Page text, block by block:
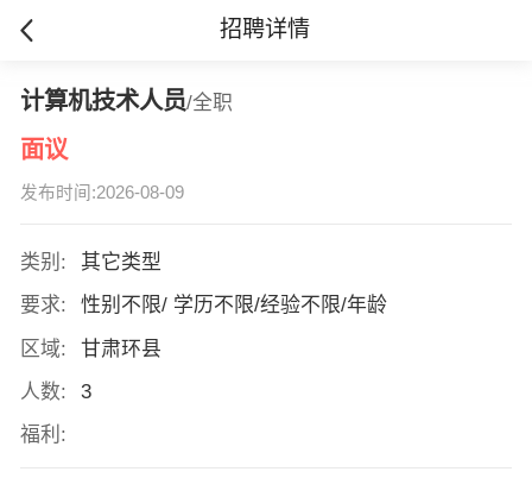
招聘详情
计算机技术人员/全职
面议
发布时间:2026-08-09
类别:
其它类型
要求:
性别不限/ 学历不限/经验不限/年龄
区域:
甘肃环县
人数:
3
福利: